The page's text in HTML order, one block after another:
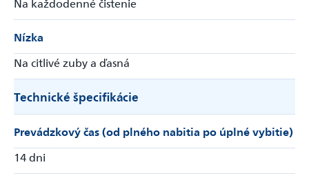
Nízka
Na citlivé zuby a ďasná
Technické špecifikácie
Prevádzkový čas (od plného nabitia po úplné vybitie)
14 dni